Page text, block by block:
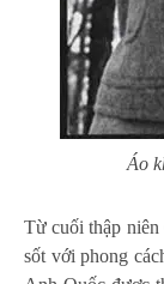
Áo
Từ cuối thập niên
sốt với phong